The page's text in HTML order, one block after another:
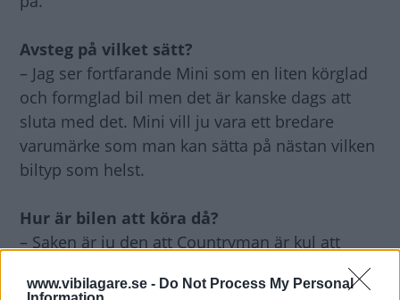
www.vibilagare.se - Do Not Process My Personal
Avsteg på vilket sätt?
– Jag ser fortfarande Mini som en liten körglad
och formglad bil men det är kanske dags att
sluta med det. Mini vill ju vara ett bredare
varumärke som man kan sätta på nästan vilken
biltyp som helst.
Hur är bilen att köra då?
– Saken är ju den att Countryman är kul att
köra, men inte på samma busiga sätt som den
”riktiga” Minin. Mer om det kommer man kunna